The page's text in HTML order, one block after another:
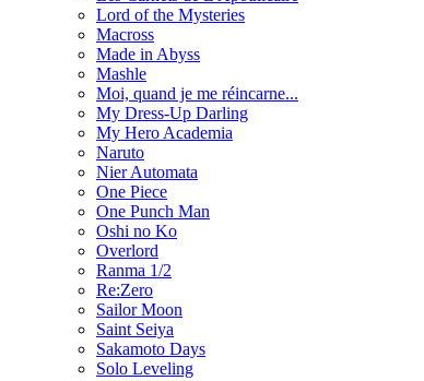
Lord of the Mysteries
Macross
Made in Abyss
Mashle
Moi, quand je me réincarne...
My Dress-Up Darling
My Hero Academia
Naruto
Nier Automata
One Piece
One Punch Man
Oshi no Ko
Overlord
Ranma 1/2
Re:Zero
Sailor Moon
Saint Seiya
Sakamoto Days
Solo Leveling